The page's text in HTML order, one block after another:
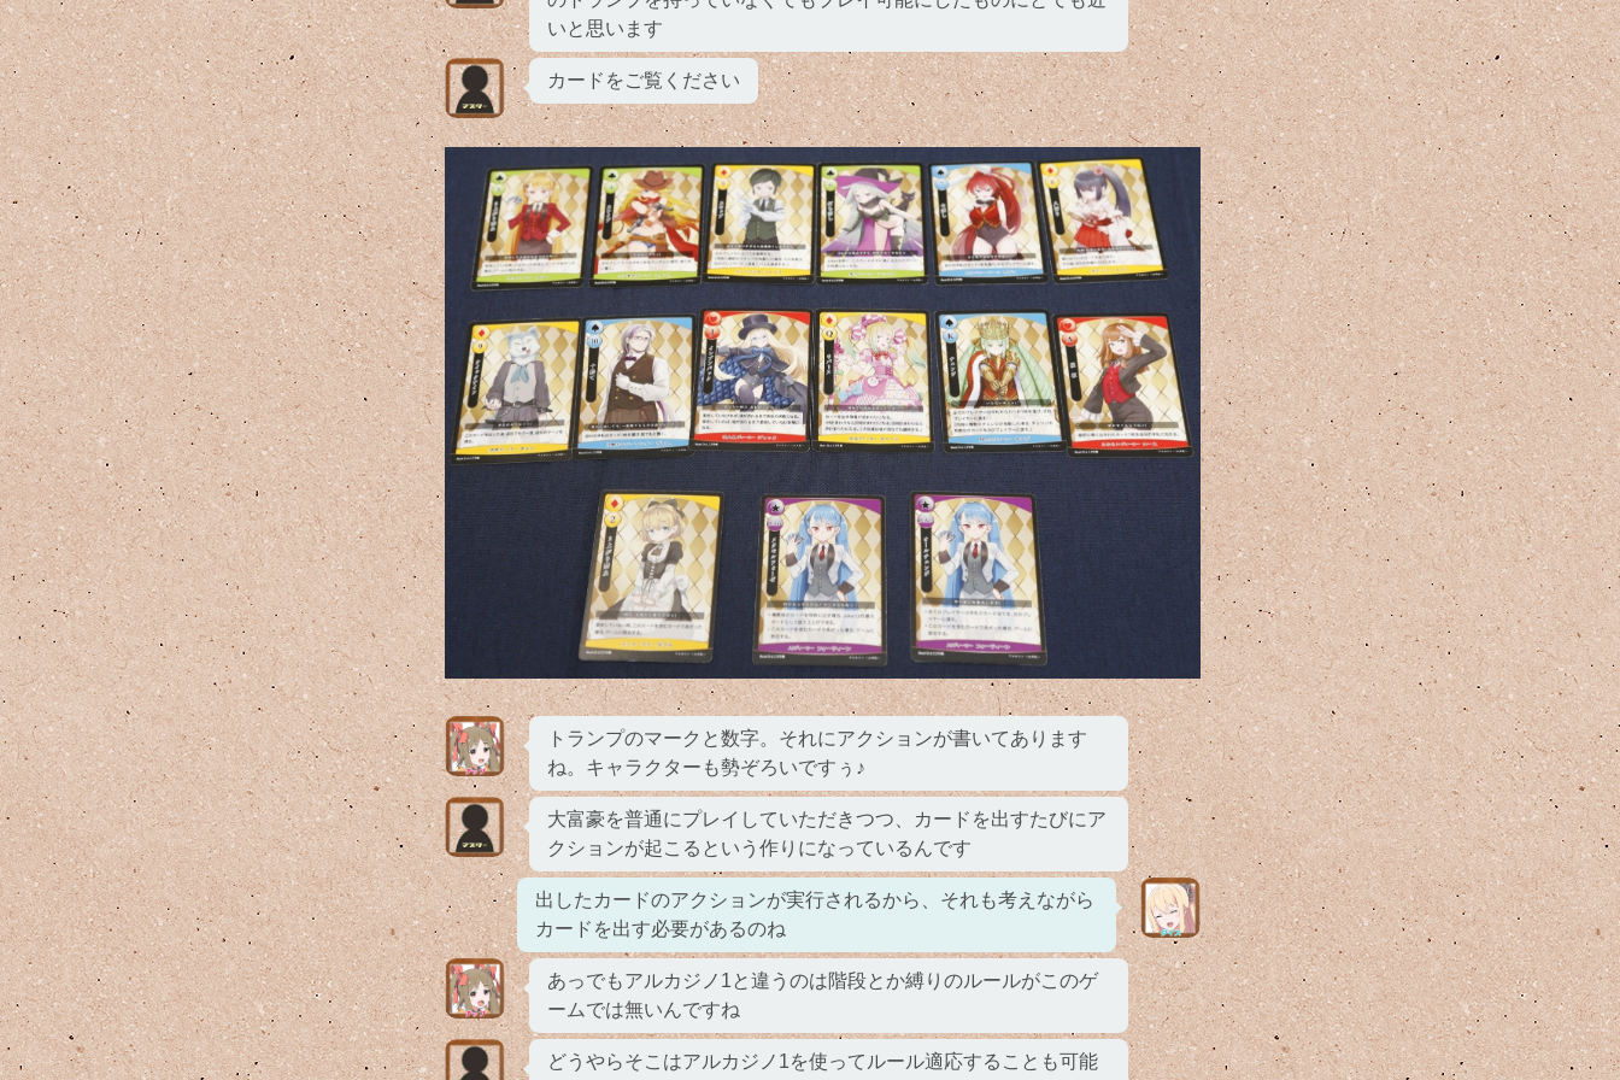
いと思います
カードをご覧ください
トランプのマークと数字。それにアクションが書いてあります
ね。キャラクターも勢ぞろいですぅ♪
大富豪を普通にプレイしていただきつつ、カードを出すたびにア
クションが起こるという作りになっているんです
出したカードのアクションが実行されるから、それも考えながら
カードを出す必要があるのね
あっでもアルカジノ1と違うのは階段とか縛りのルールがこのゲ
ームでは無いんですね
どうやらそこはアルカジノ1を使ってルール適応することも可能